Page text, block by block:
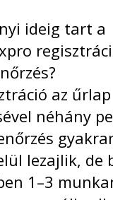
ideig tart a
az űrlap
néhány
lezajlik, de
1–3